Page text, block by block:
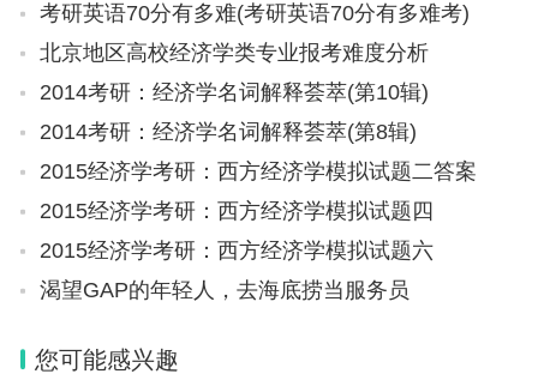
考研英语70分有多难(考研英语70分有多难考)
北京地区高校经济学类专业报考难度分析
2014考研：经济学名词解释荟萃(第10辑)
2014考研：经济学名词解释荟萃(第8辑)
2015经济学考研：西方经济学模拟试题二答案
2015经济学考研：西方经济学模拟试题四
2015经济学考研：西方经济学模拟试题六
渴望GAP的年轻人，去海底捞当服务员
您可能感兴趣